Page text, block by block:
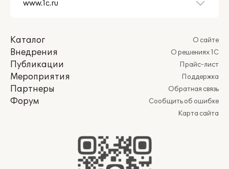
Каталог
Внедрения
Публикации
Мероприятия
Партнеры
Форум
О сайте
О решениях 1С
Прайс-лист
Поддержка
Обратная связь
Сообщить об ошибке
Карта сайта